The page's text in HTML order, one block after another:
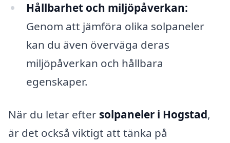
Hållbarhet och miljöpåverkan:
Genom att jämföra olika solpaneler
kan du även överväga deras
miljöpåverkan och hållbara
egenskaper.
När du letar efter solpaneler i Hogstad,
är det också viktigt att tänka på